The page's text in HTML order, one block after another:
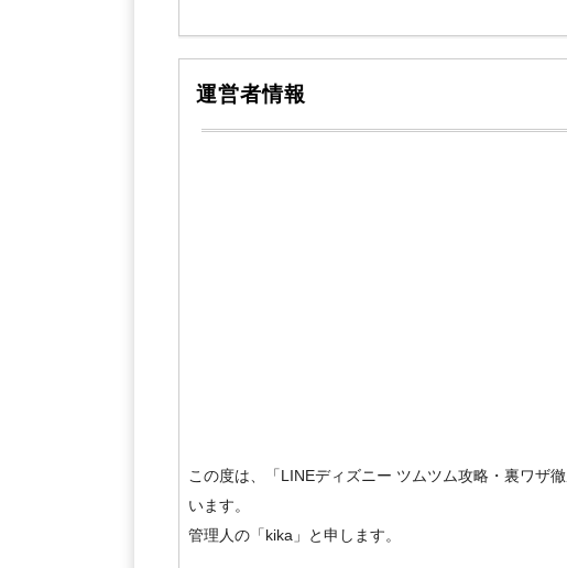
運営者情報
この度は、「LINEディズニー ツムツム攻略・裏ワザ
います。
管理人の「kika」と申します。